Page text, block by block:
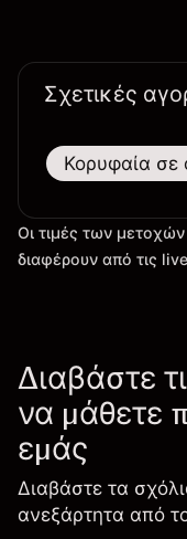
Σχετικές
Κορυφαία σε
Οι τιμές των μετοχών
διαφέρουν από τις
Διαβάστε
να μάθετε
εμάς
Διαβάστε τα
ανεξάρτητα από